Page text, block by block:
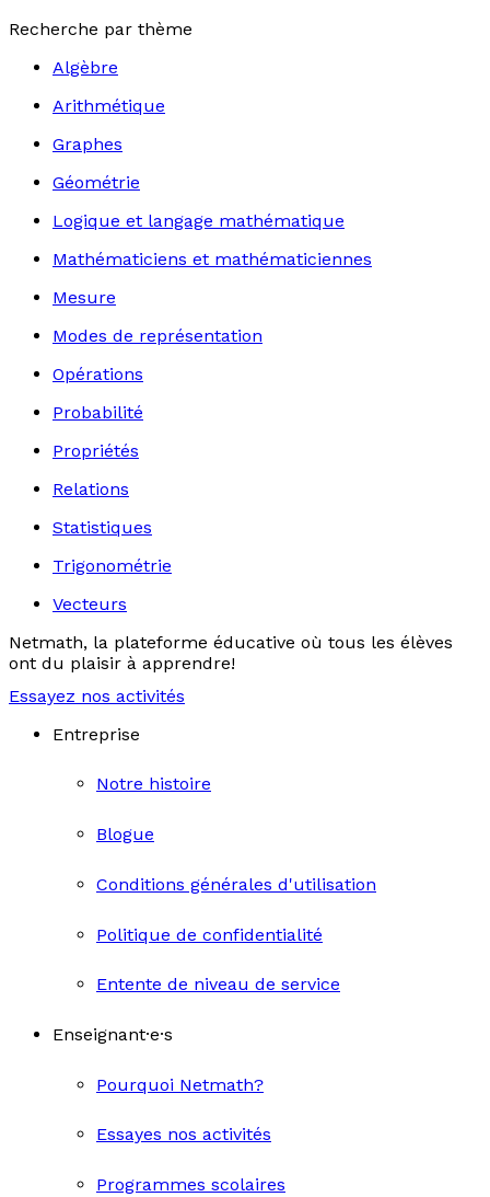
Recherche par thème
Algèbre
Arithmétique
Graphes
Géométrie
Logique et langage mathématique
Mathématiciens et mathématiciennes
Mesure
Modes de représentation
Opérations
Probabilité
Propriétés
Relations
Statistiques
Trigonométrie
Vecteurs
Netmath, la plateforme éducative où tous les élèves
ont du plaisir à apprendre!
Essayez nos activités
Entreprise
Notre histoire
Blogue
Conditions générales d'utilisation
Politique de confidentialité
Entente de niveau de service
Enseignant·e·s
Pourquoi Netmath?
Essayes nos activités
Programmes scolaires